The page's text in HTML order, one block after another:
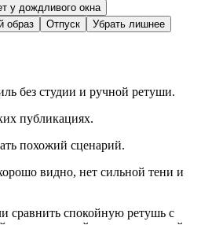
у дождливого окна
образ Отпуск Убрать лишнее
без студии и ручной ретуши.
публикациях.
похожий сценарий.
видно, нет сильной тени и
сравнить спокойную ретушь с